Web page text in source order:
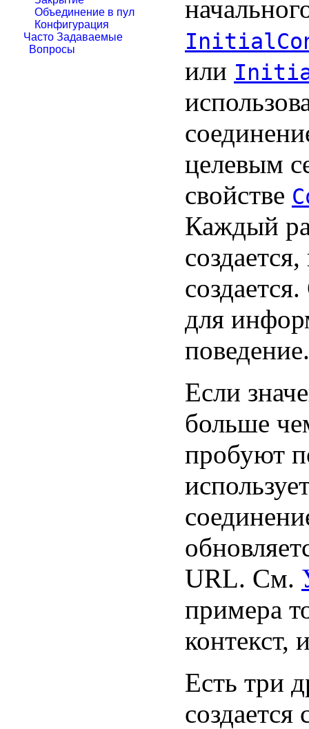
Объединение в пул
Конфигурация
Часто Задаваемые
Вопросы
или
целевым
свойстве
Каждый
для
поведение.
Если
больше
пробуют
URL. См.
примера
контекст,
Есть три
создается